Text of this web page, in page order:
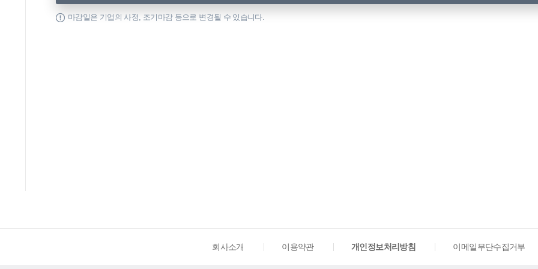
마감일은 기업의 사정, 조기마감 등으로 변경될 수 있습니다.
회사소개 이용약관 개인정보처리방침 이메일무단수집거부